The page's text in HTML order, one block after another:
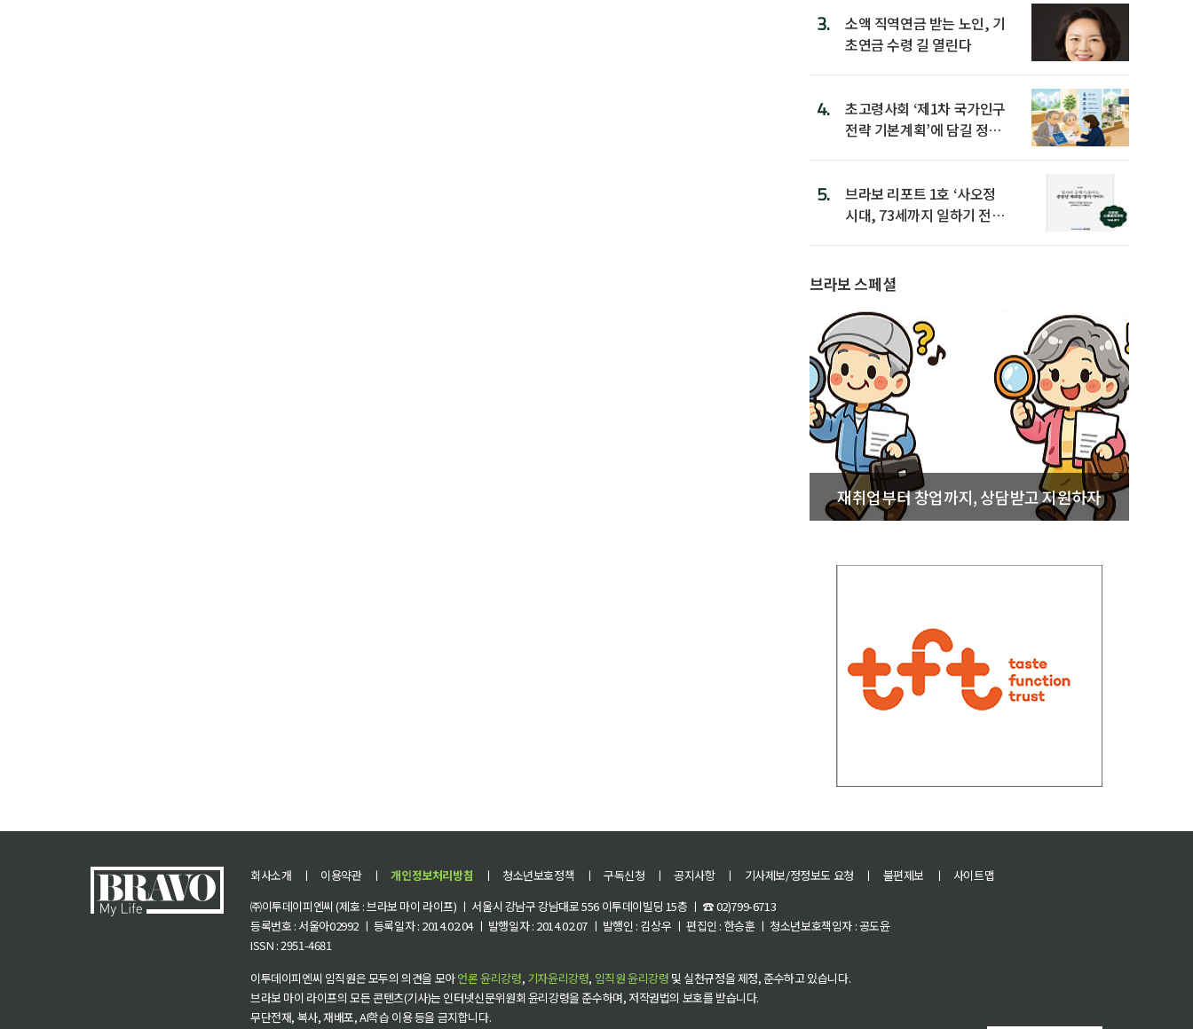
3.
소액 직역연금 받는 노인, 기
초연금 수령 길 열린다
4.
초고령사회 ‘제1차 국가인구
전략 기본계획’에 담길 정책
5.
브라보 리포트 1호 ‘사오정
시대, 73세까지 일하기 전략’
브라보 스페셜
재취업부터 창업까지, 상담받고 지원하자
회사소개 ㅣ 이용약관 ㅣ 개인정보처리방침 ㅣ 청소년보호정책 ㅣ 구독신청 ㅣ 공지사항 ㅣ 기사제보/정정보도 요청 ㅣ 불편제보 ㅣ
사이트맵
㈜이투데이피엔씨 (제호 : 브라보 마이 라이프) ㅣ 서울시 강남구 강남대로 556 이투데이빌딩 15층 ㅣ ☎ 02)799-6713
등록번호 : 서울아02992 ㅣ 등록일자 : 2014.02.04 ㅣ 발행일자 : 2014.02.07 ㅣ 발행인 : 김상우 ㅣ 편집인 : 한승훈 ㅣ 청소년보호책임자 : 공도윤
ISSN : 2951-4681
이투데이피엔씨 임직원은 모두의 의견을 모아언론 윤리강령, 기자윤리강령, 임직원 윤리강령 및 실천규정을 제정, 준수하고 있습니다.
브라보 마이 라이프의 모든 콘텐츠(기사)는 인터넷신문위원회 윤리강령을 준수하며, 저작권법의 보호를 받습니다.
무단전재, 복사, 재배포, AI학습 이용 등을 금지합니다.